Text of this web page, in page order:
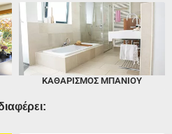
ΚΑΘΑΡΙΣΜΌΣ ΜΠΆΝΙΟΥ